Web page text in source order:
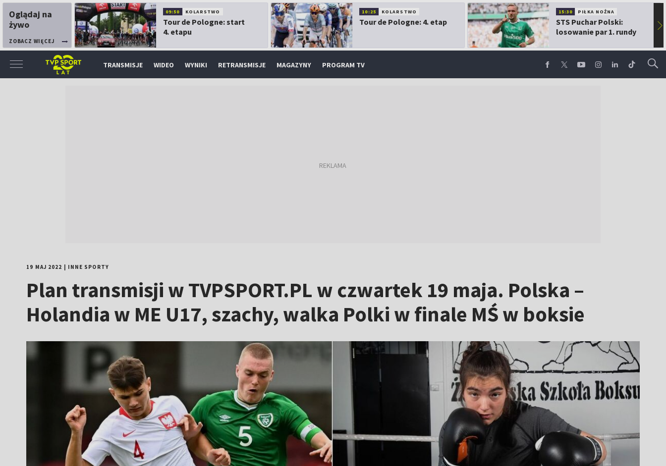
Oglądaj na
żywo
ZOBACZ WIĘCEJ
09:50 KOLARSTWO
Tour de Pologne: start
4. etapu
10:25 KOLARSTWO
Tour de Pologne: 4. etap
15:30 PIŁKA NOŻNA
STS Puchar Polski:
losowanie par 1. rundy
▶
TRANSMISJE WIDEO WYNIKI RETRANSMISJE MAGAZYNY PROGRAM TV
19 MAJ 2022 INNE SPORTY
Plan transmisji w TVPSPORT.PL w czwartek 19 maja. Polska –
Holandia w ME U17, szachy, walka Polki w finale MŚ w boksie